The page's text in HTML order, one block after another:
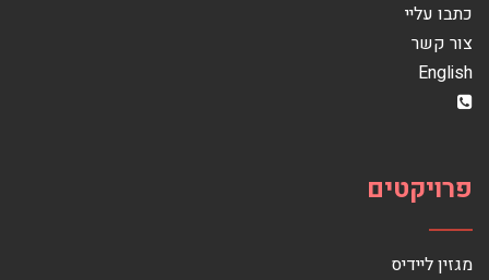
כתבו עליי
צור קשר
English
פרויקטים
מגזין ליידיס